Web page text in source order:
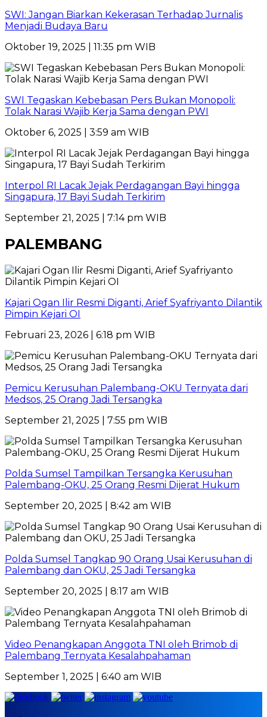
SWI: Jangan Biarkan Kekerasan Terhadap Jurnalis
Menjadi Budaya Baru
Oktober 19, 2025 | 11:35 pm WIB
SWI Tegaskan Kebebasan Pers Bukan Monopoli:
Tolak Narasi Wajib Kerja Sama dengan PWI
Oktober 6, 2025 | 3:59 am WIB
Interpol RI Lacak Jejak Perdagangan Bayi hingga
Singapura, 17 Bayi Sudah Terkirim
September 21, 2025 | 7:14 pm WIB
PALEMBANG
Kajari Ogan Ilir Resmi Diganti, Arief Syafriyanto Dilantik
Pimpin Kejari OI
Februari 23, 2026 | 6:18 pm WIB
Pemicu Kerusuhan Palembang-OKU Ternyata dari
Medsos, 25 Orang Jadi Tersangka
September 21, 2025 | 7:55 pm WIB
Polda Sumsel Tampilkan Tersangka Kerusuhan
Palembang-OKU, 25 Orang Resmi Dijerat Hukum
September 20, 2025 | 8:42 am WIB
Polda Sumsel Tangkap 90 Orang Usai Kerusuhan di
Palembang dan OKU, 25 Jadi Tersangka
September 20, 2025 | 8:17 am WIB
Video Penangkapan Anggota TNI oleh Brimob di
Palembang Ternyata Kesalahpahaman
September 1, 2025 | 6:40 am WIB